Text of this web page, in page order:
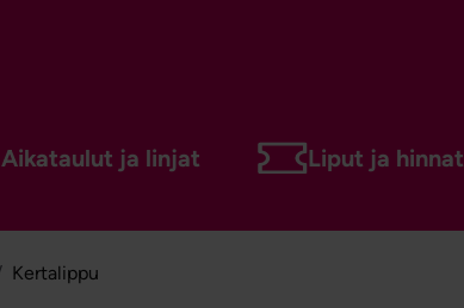
Aikataulut ja linjat Liput ja hinnat
Kertalippu